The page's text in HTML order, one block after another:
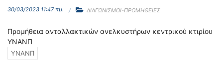
30/03/2023 11:47 πμ. ΔΙΑΓΩΝΙΣΜΟΙ-ΠΡΟΜΗΘΕΙΕΣ
Προμήθεια ανταλλακτικών ανελκυστήρων κεντρικού κτιρίου
ΥΝΑΝΠ
ΥΝΑΝΠ